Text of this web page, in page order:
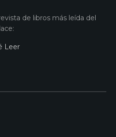
de libros más leída del
Leer